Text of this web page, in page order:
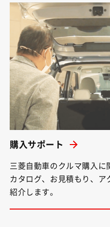
購入サポート
三菱自動車のクルマ購入に
カタログ、お見積もり、
紹介します。